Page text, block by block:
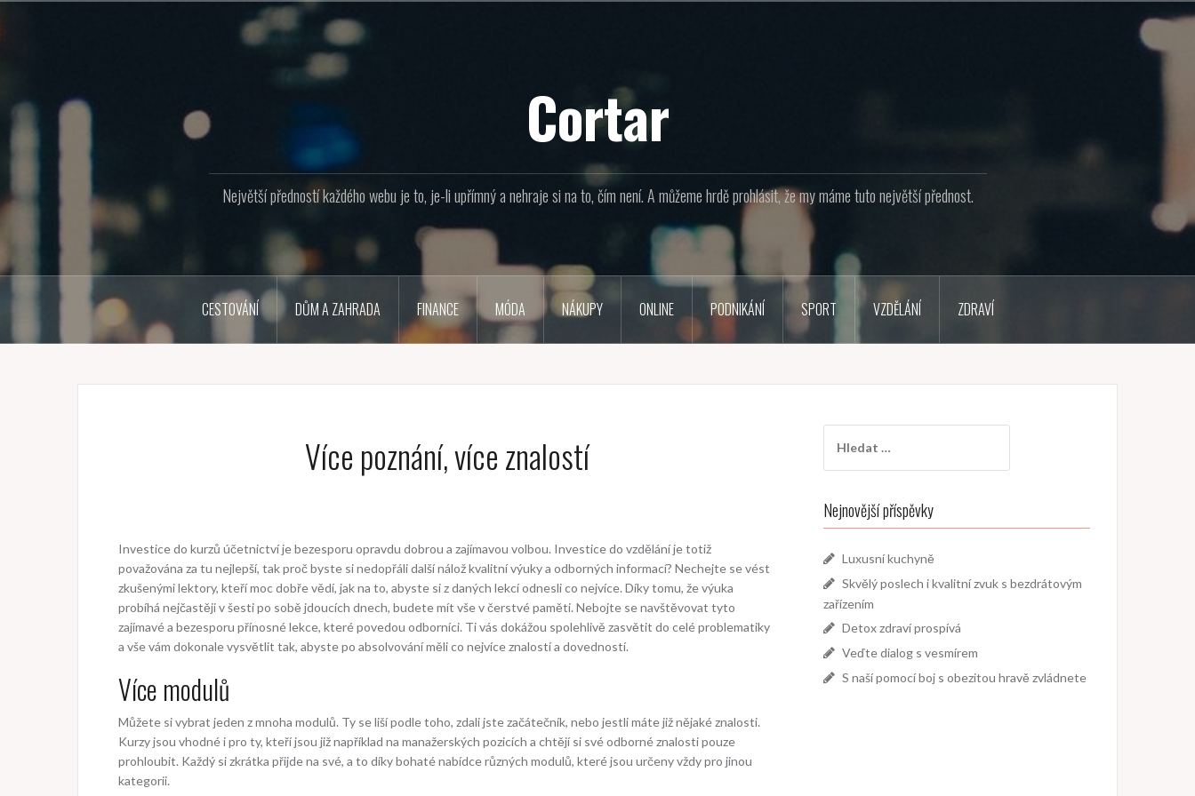
Cortar
Největší předností každého webu je to, je-li upřímný a nehraje si na to, čím není. A můžeme hrdě prohlásit, že my máme tuto největší přednost.
CESTOVÁNÍ DŮM A ZAHRADA FINANCE MÓDA NÁKUPY ONLINE PODNIKÁNÍ SPORT VZDĚLÁNÍ ZDRAVÍ
Více poznání, více znalostí
Investice do kurzů účetnictvíje bezesporu opravdu dobrou a zajímavou volbou. Investice do vzdělání je totiž
považována za tu nejlepší, tak proč byste si nedopřáli další nálož kvalitní výuky a odborných informací? Nechejte se vést
zkušenými lektory, kteří moc dobře vědí, jak na to, abyste si z daných lekcí odnesli co nejvíce. Díky tomu, že výuka
probíhá nejčastěji v šesti po sobě jdoucích dnech, budete mít vše v čerstvé paměti. Nebojte se navštěvovat tyto
zajímavé a bezesporu přínosné lekce, které povedou odborníci. Ti vás dokážou spolehlivě zasvětit do celé problematiky
a vše vám dokonale vysvětlit tak, abyste po absolvování měli co nejvíce znalostí a dovedností.
Více modulů
Můžete si vybrat jeden z mnoha modulů. Ty se liší podle toho, zdali jste začátečník, nebo jestli máte již nějaké znalosti.
Kurzy jsou vhodné i pro ty, kteří jsou již například na manažerských pozicích a chtějí si své odborné znalosti pouze
prohloubit. Každý si zkrátka přijde na své, a to díky bohaté nabídce různých modulů, které jsou určeny vždy pro jinou
kategorii.
Nejnovější příspěvky
Luxusní kuchyně
Skvělý poslech i kvalitní zvuk s bezdrátovým
zařízením
Detox zdraví prospívá
Veďte dialog s vesmírem
S naší pomocí boj s obezitou hravě zvládnete